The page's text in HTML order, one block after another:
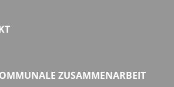
ZUSAMMENARBEIT